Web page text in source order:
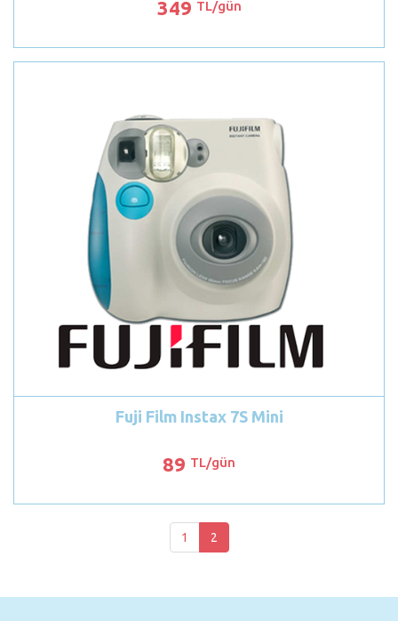
349 TL/gün
Fuji Film Instax 7S Mini
89 TL/gün
1 2